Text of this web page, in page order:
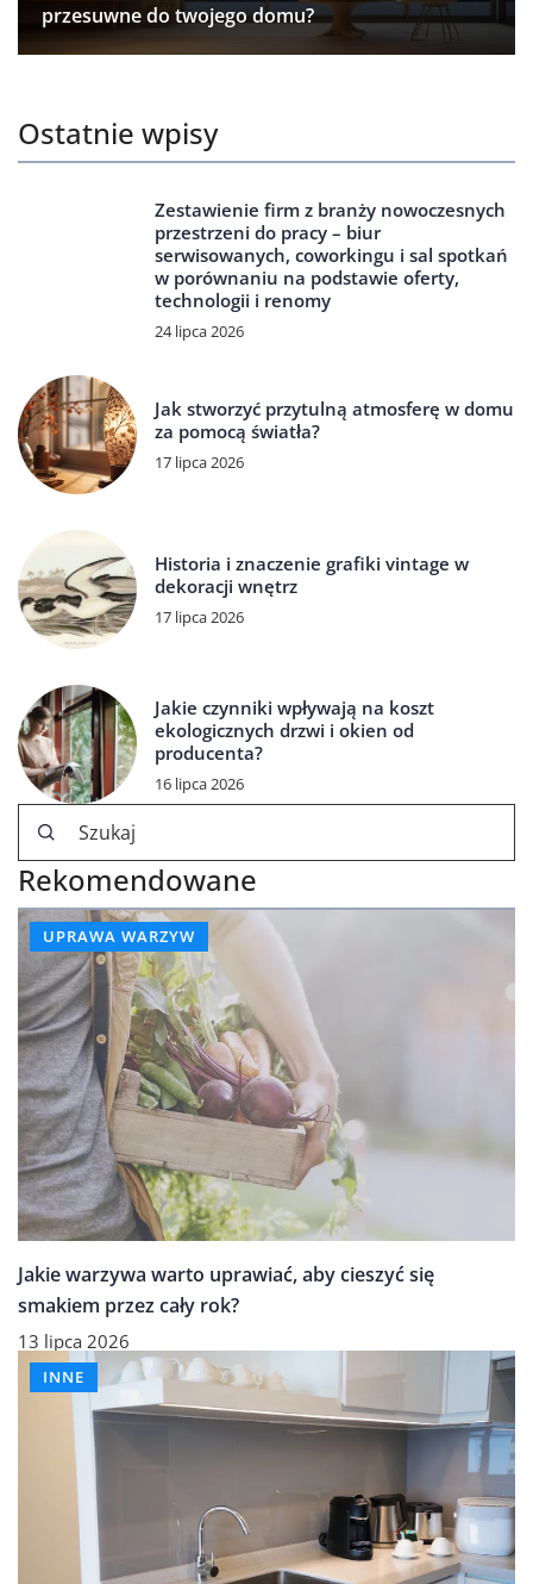
przesuwne do twojego domu?
Ostatnie wpisy
Zestawienie firm z branży nowoczesnych
przestrzeni do pracy – biur
serwisowanych, coworkingu i sal spotkań
w porównaniu na podstawie oferty,
technologii i renomy
24 lipca 2026
Jak stworzyć przytulną atmosferę w domu
za pomocą światła?
17 lipca 2026
Historia i znaczenie grafiki vintage w
dekoracji wnętrz
17 lipca 2026
Jakie czynniki wpływają na koszt
ekologicznych drzwi i okien od
producenta?
16 lipca 2026
Rekomendowane
UPRAWA WARZYW
Jakie warzywa warto uprawiać, aby cieszyć się
smakiem przez cały rok?
13 lipca 2026
INNE